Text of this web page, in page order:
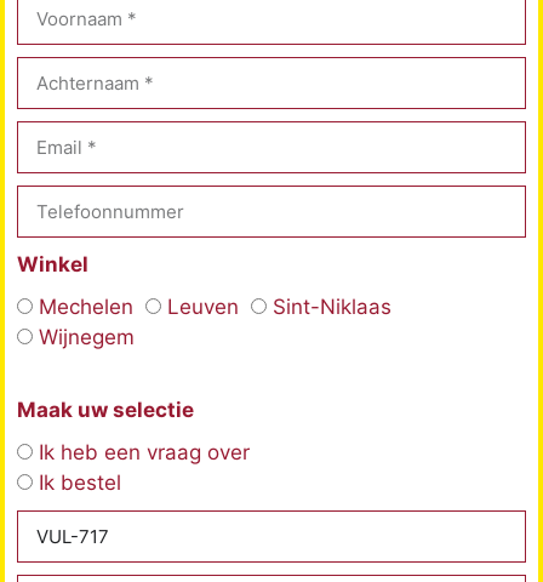
Winkel
Mechelen
Leuven
Sint-Niklaas
Wijnegem
Maak uw selectie
Ik heb een vraag over
Ik bestel